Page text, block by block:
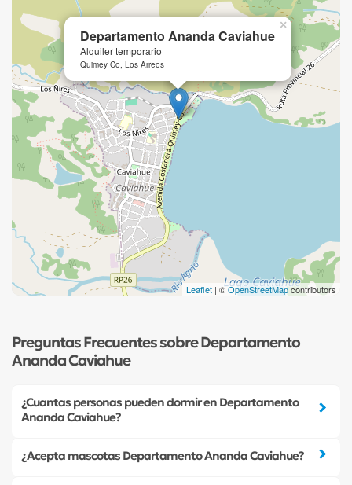
Departamento Ananda Caviahue
Alquiler temporario
Quimey Co, Los Arreos
×
Leaflet | ©OpenStreetMapcontributors
Preguntas Frecuentes sobre Departamento
Ananda Caviahue
¿Cuantas personas pueden dormir en Departamento
Ananda Caviahue?
¿Acepta mascotas Departamento Ananda Caviahue?